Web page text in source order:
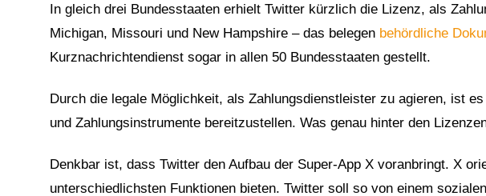
In gleich drei Bundesstaaten erhielt Twitter kürzlich die Lizenz, als
Michigan, Missouri und New Hampshire – das belegen behördliche
Kurznachrichtendienst sogar in allen 50 Bundesstaaten gestellt.
Durch die legale Möglichkeit, als Zahlungsdienstleister zu agieren, ist
und Zahlungsinstrumente bereitzustellen. Was genau hinter den
Denkbar ist, dass Twitter den Aufbau der Super-App X voranbringt. X
unterschiedlichsten Funktionen bieten. Twitter soll so von einem